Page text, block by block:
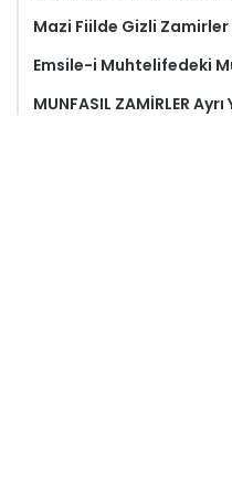
Mazi Fiilde Gizli
Emsile-i Muhtelifedeki
MUNFASIL ZAMİRLER